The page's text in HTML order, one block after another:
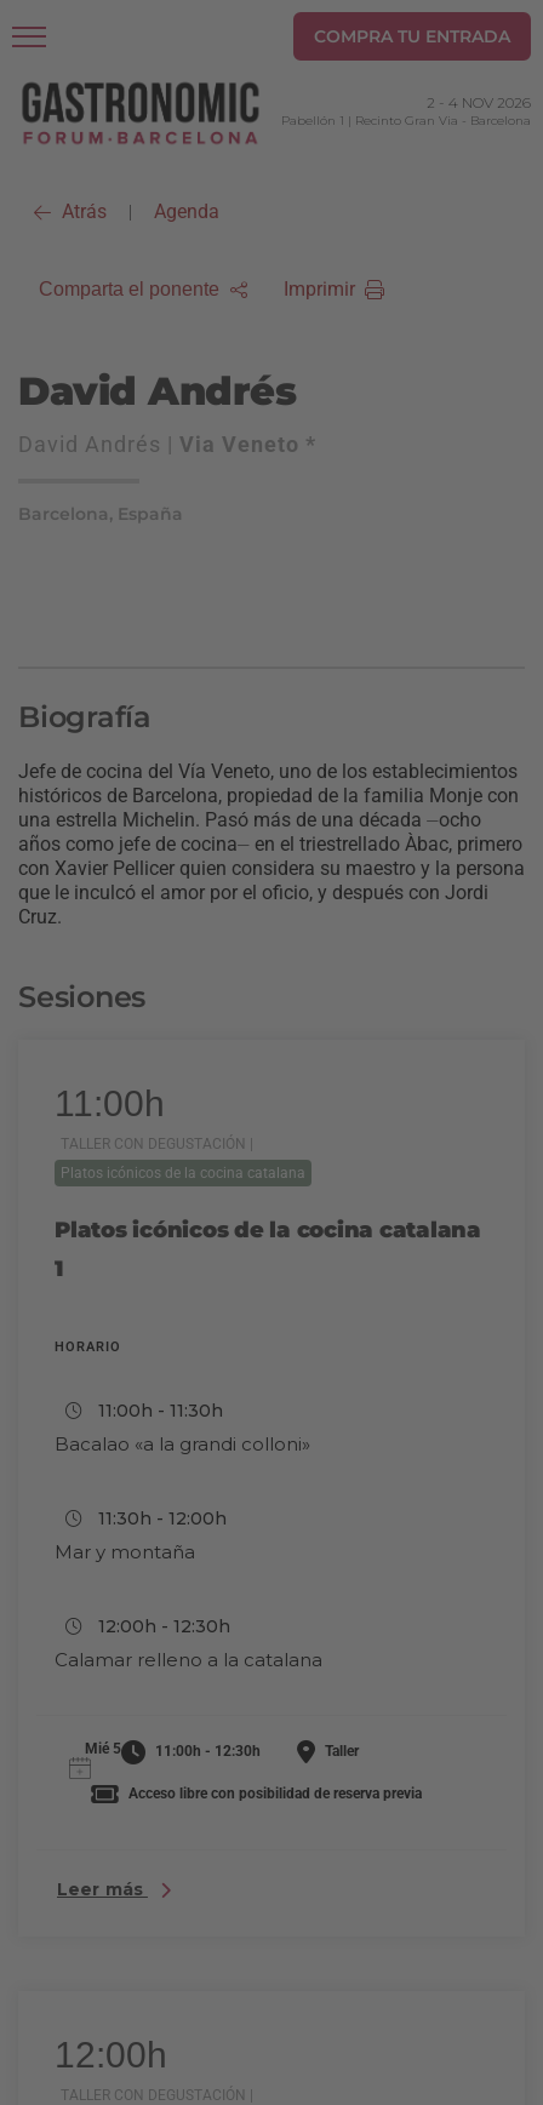
COMPRA TU ENTRADA
2 - 4 NOV 2026
Pabellón 1 | Recinto Gran Via - Barcelona
Atrás | Agenda
Comparta el ponente Imprimir
David Andrés
David Andrés | Via Veneto *
Barcelona, España
Biografía
Jefe de cocina del Vía Veneto, uno de los establecimientos
históricos de Barcelona, propiedad de la familia Monje con
una estrella Michelin. Pasó más de una década ⏤ocho
años como jefe de cocina⏤ en el triestrellado Àbac, primero
con Xavier Pellicer quien considera su maestro y la persona
que le inculcó el amor por el oficio, y después con Jordi
Cruz.
Sesiones
11:00h
TALLER CON DEGUSTACIÓN |
Platos icónicos de la cocina catalana
Platos icónicos de la cocina catalana
1
HORARIO
11:00h - 11:30h
Bacalao «a la grandi colloni»
11:30h - 12:00h
Mar y montaña
12:00h - 12:30h
Calamar relleno a la catalana
Mié 5 11:00h - 12:30h Taller
Acceso libre con posibilidad de reserva previa
Leer más
12:00h
TALLER CON DEGUSTACIÓN |